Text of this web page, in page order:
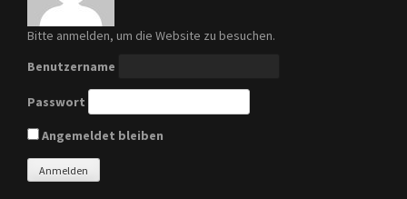
Bitte anmelden, um die Website zu besuchen.
Benutzername
Passwort
Angemeldet bleiben